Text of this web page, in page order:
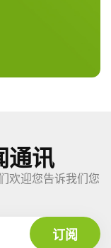
通讯
欢迎您告诉我们您